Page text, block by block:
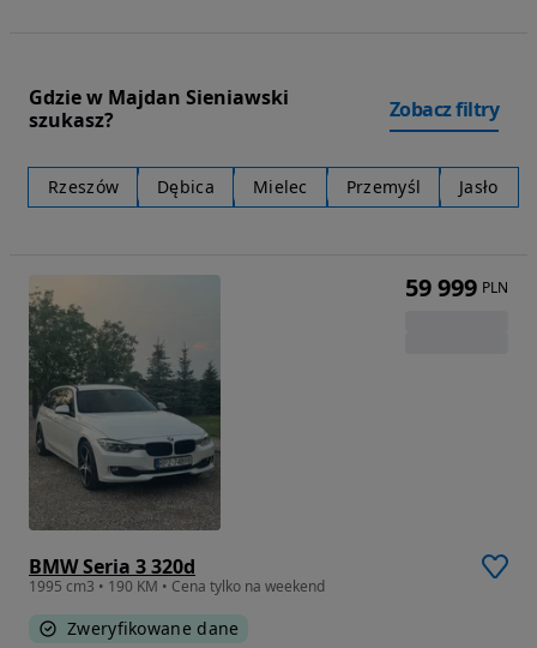
Gdzie w Majdan Sieniawski
szukasz?
Zobacz filtry
Rzeszów Dębica Mielec Przemyśl Jasło
BMW Seria 3 320d
1995 cm3 • 190 KM • Cena tylko na weekend
Zweryfikowane dane
59 999 PLN